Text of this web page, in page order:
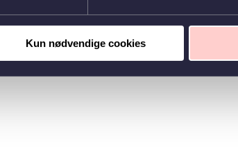
Kun nødvendige cookies